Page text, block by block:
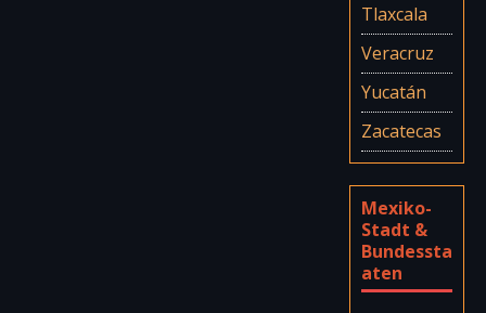
Tlaxcala
Veracruz
Yucatán
Zacatecas
Mexiko-
Stadt &
Bundessta
aten